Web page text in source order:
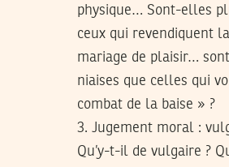
physique… Sont-elles
ceux qui revendiquent
mariage de plaisir…
niaises que celles qui
combat de la baise » ?
3. Jugement moral :
Qu’y-t-il de vulgaire ?